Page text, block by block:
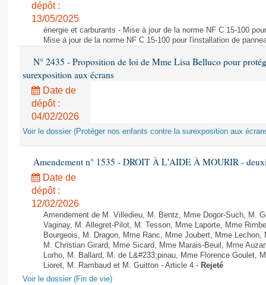
dépôt :
13/05/2025
énergie et carburants - Mise à jour de la norme NF C 15-100
Mise à jour de la norme NF C 15-100 pour l'installation de
N° 2435 - Proposition de loi de Mme Lisa Belluco pour
surexposition aux écrans
Date de
dépôt :
04/02/2026
Voir le dossier (Protéger nos enfants contre la surexposition aux
Amendement n° 1535 - DROIT À L'AIDE À MOURIR -
Date de
dépôt :
12/02/2026
Amendement de M. Villedieu, M. Bentz, Mme Dogor-Such, M.
Vaginay, M. Allegret-Pilot, M. Tesson, Mme Laporte, Mme
Bourgeois, M. Dragon, Mme Ranc, Mme Joubert, Mme
M. Christian Girard, Mme Sicard, Mme Marais-Beuil, Mme
Lorho, M. Ballard, M. de L&#233;pinau, Mme Florence Goulet,
Lioret, M. Rambaud et M. Guitton - Article 4 - Rejeté
Voir le dossier (Fin de vie)